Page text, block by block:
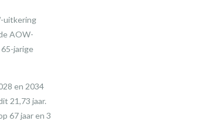
uitkering
AOW-
jarige
en 2034
21,73 jaar.
67 jaar en 3